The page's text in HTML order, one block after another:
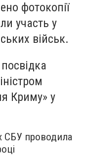
фотокопії
участь у
військ.
Криму» у
СБУ проводила